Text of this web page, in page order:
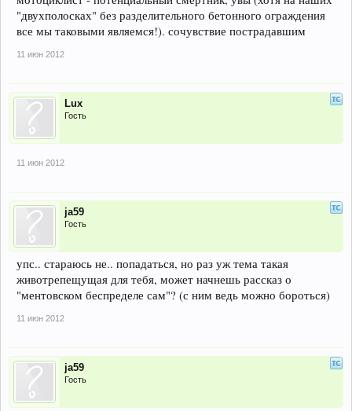
"двухполосках" без разделительного бетонного ограждения
все мы таковыми являемся!). сочувствие пострадавшим
11 июн 2012
Lux
Гость
11 июн 2012
ja59
Гость
упс.. стараюсь не.. попадаться, но раз уж тема такая
животрепещущая для тебя, может начнешь рассказ о
"ментовском беспределе сам"? (с ним ведь можно бороться)
11 июн 2012
ja59
Гость